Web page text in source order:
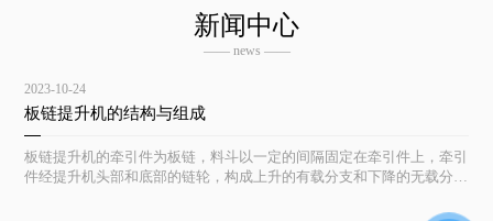
新闻中心
—— news ——
2023-10-24
板链提升机的结构与组成
板链提升机的牵引件为板链，料斗以一定的间隔固定在牵引件上，牵引
件经提升机头部和底部的链轮，构成上升的有载分支和下降的无载分支